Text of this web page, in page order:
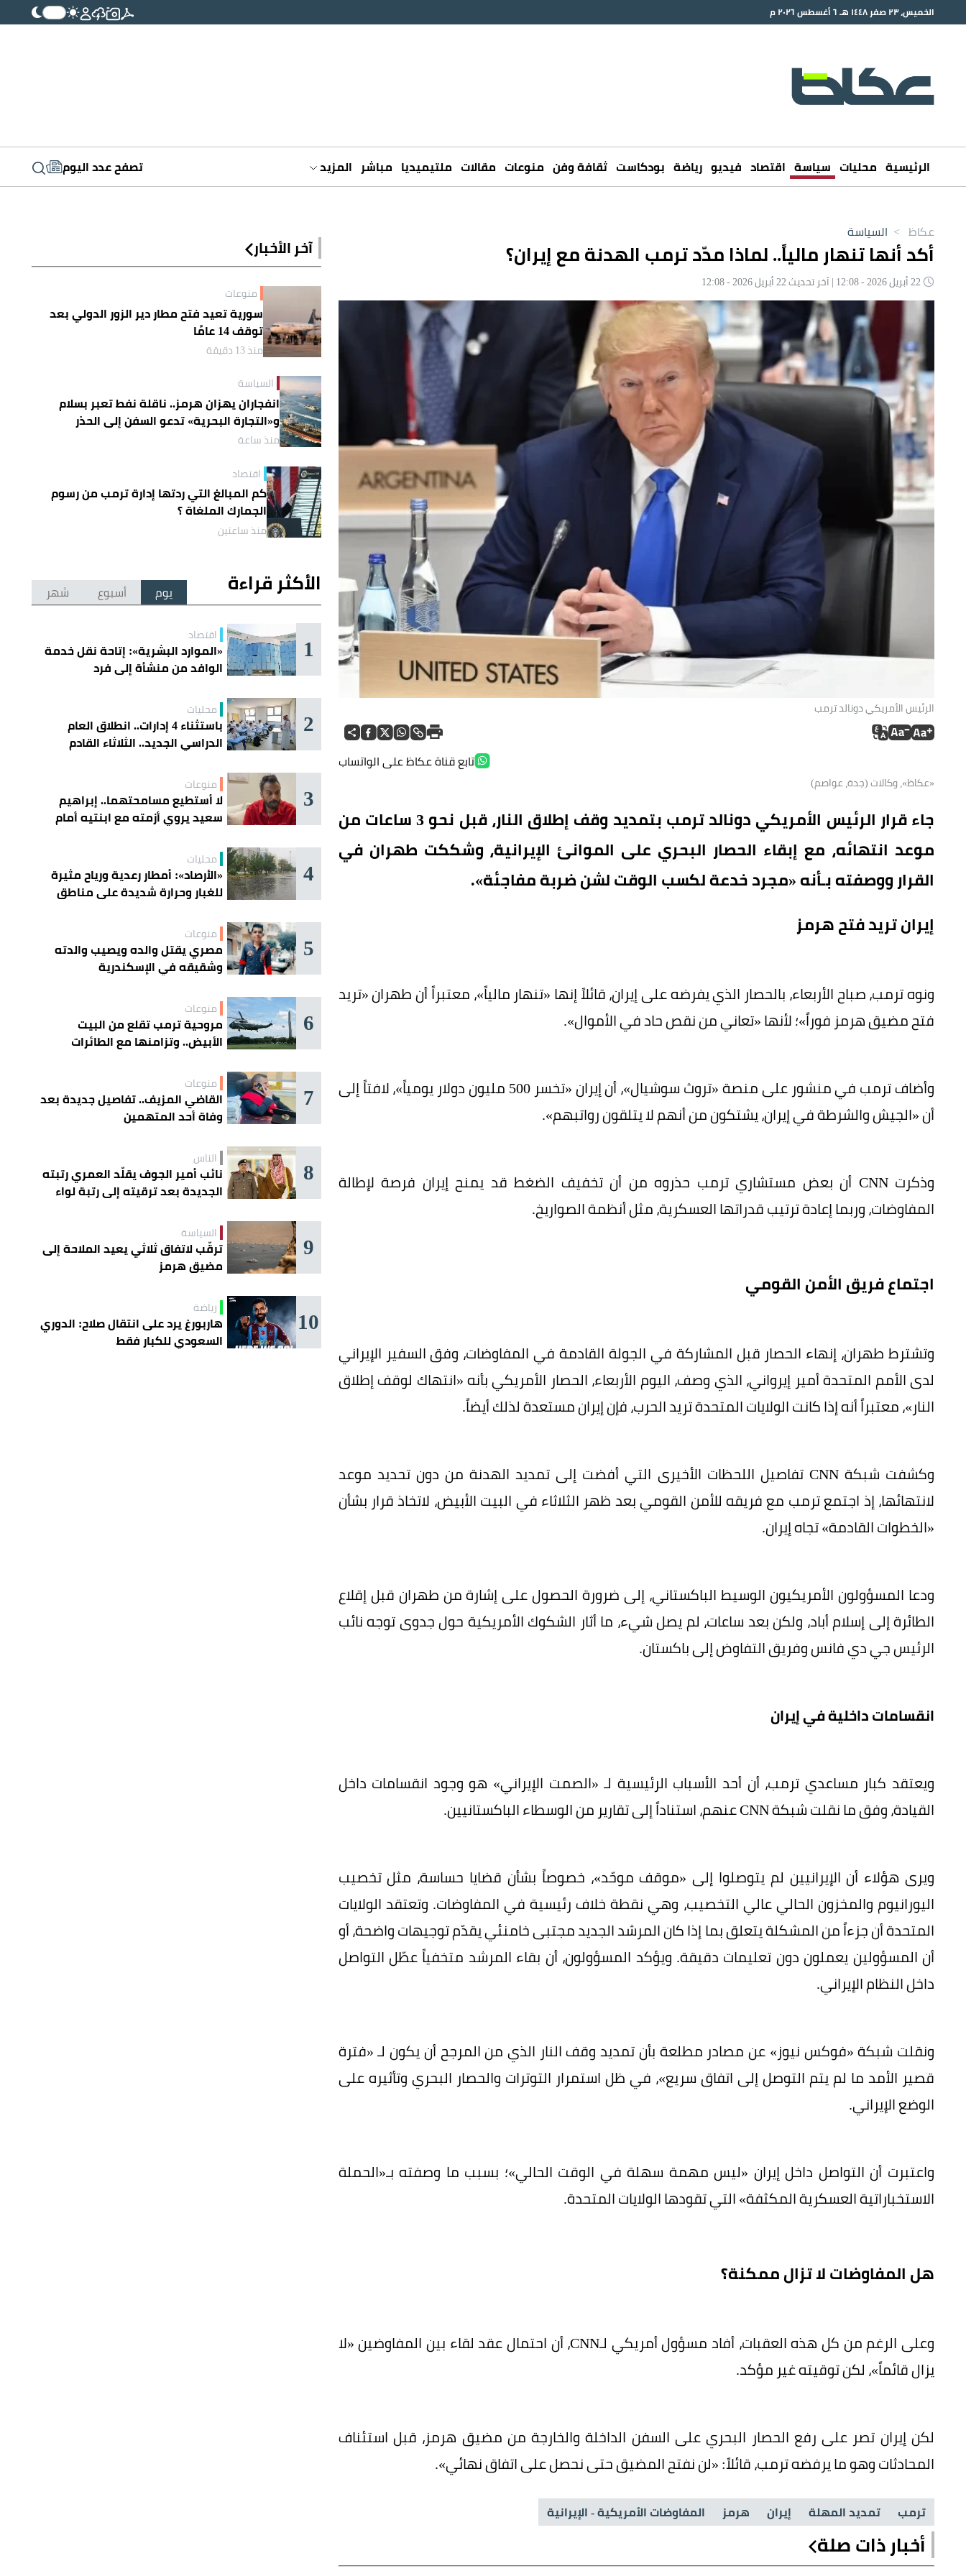
الخميس، ٢٣ صفر ١٤٤٨ هـ ٦ أغسطس ٢٠٢٦ م
الرئيسية محليات سياسة اقتصاد فيديو رياضة بودكاست ثقافة وفن منوعات مقالات ملتيميديا مباشر المزيد تصفح عدد اليوم
عكاظ > السياسة
أكد أنها تنهار مالياً.. لماذا مدّد ترمب الهدنة مع إيران؟
الرئيس الأمريكي دونالد ترمب
تابع قناة عكاظ على الواتساب
«عكاظ»، وكالات (جدة، عواصم)
جاء قرار الرئيس الأمريكي دونالد ترمب بتمديد وقف إطلاق النار، قبل نحو 3 ساعات من
موعد انتهائه، مع إبقاء الحصار البحري على الموانئ الإيرانية، وشككت طهران في
القرار ووصفته بـأنه «مجرد خدعة لكسب الوقت لشن ضربة مفاجئة».
إيران تريد فتح هرمز
ونوه ترمب، صباح الأربعاء، بالحصار الذي يفرضه على إيران، قائلاً إنها «تنهار مالياً»، معتبراً أن طهران «تريد
فتح مضيق هرمز فوراً»؛ لأنها «تعاني من نقص حاد في الأموال».
وأضاف ترمب في منشور على منصة «تروث سوشيال»، أن إيران «تخسر 500 مليون دولار يومياً»، لافتاً إلى
أن «الجيش والشرطة في إيران، يشتكون من أنهم لا يتلقون رواتبهم».
وذكرت CNN أن بعض مستشاري ترمب حذروه من أن تخفيف الضغط قد يمنح إيران فرصة لإطالة
المفاوضات، وربما إعادة ترتيب قدراتها العسكرية، مثل أنظمة الصواريخ.
اجتماع فريق الأمن القومي
وتشترط طهران، إنهاء الحصار قبل المشاركة في الجولة القادمة في المفاوضات، وفق السفير الإيراني
لدى الأمم المتحدة أمير إيرواني، الذي وصف، اليوم الأربعاء، الحصار الأمريكي بأنه «انتهاك لوقف إطلاق
النار»، معتبراً أنه إذا كانت الولايات المتحدة تريد الحرب، فإن إيران مستعدة لذلك أيضاً.
وكشفت شبكة CNN تفاصيل اللحظات الأخيرى التي أفضت إلى تمديد الهدنة من دون تحديد موعد
لانتهائها، إذ اجتمع ترمب مع فريقه للأمن القومي بعد ظهر الثلاثاء في البيت الأبيض، لاتخاذ قرار بشأن
«الخطوات القادمة» تجاه إيران.
ودعا المسؤولون الأمريكيون الوسيط الباكستاني، إلى ضرورة الحصول على إشارة من طهران قبل إقلاع
الطائرة إلى إسلام أباد، ولكن بعد ساعات، لم يصل شيء، ما أثار الشكوك الأمريكية حول جدوى توجه نائب
الرئيس جي دي فانس وفريق التفاوض إلى باكستان.
انقسامات داخلية في إيران
ويعتقد كبار مساعدي ترمب، أن أحد الأسباب الرئيسية لـ «الصمت الإيراني» هو وجود انقسامات داخل
القيادة، وفق ما نقلت شبكة CNN عنهم، استناداً إلى تقارير من الوسطاء الباكستانيين.
ويرى هؤلاء أن الإيرانيين لم يتوصلوا إلى «موقف موحّد»، خصوصاً بشأن قضايا حساسة، مثل تخصيب
اليورانيوم والمخزون الحالي عالي التخصيب، وهي نقطة خلاف رئيسية في المفاوضات. وتعتقد الولايات
المتحدة أن جزءاً من المشكلة يتعلق بما إذا كان المرشد الجديد مجتبى خامنئي يقدّم توجيهات واضحة، أو
أن المسؤولين يعملون دون تعليمات دقيقة. ويؤكد المسؤولون، أن بقاء المرشد متخفياً عطّل التواصل
داخل النظام الإيراني.
ونقلت شبكة «فوكس نيوز» عن مصادر مطلعة بأن تمديد وقف النار الذي من المرجح أن يكون لـ «فترة
قصير الأمد ما لم يتم التوصل إلى اتفاق سريع»، في ظل استمرار التوترات والحصار البحري وتأثيره على
الوضع الإيراني.
واعتبرت أن التواصل داخل إيران «ليس مهمة سهلة في الوقت الحالي»؛ بسبب ما وصفته بـ«الحملة
الاستخباراتية العسكرية المكثفة» التي تقودها الولايات المتحدة.
هل المفاوضات لا تزال ممكنة؟
وعلى الرغم من كل هذه العقبات، أفاد مسؤول أمريكي لـCNN، أن احتمال عقد لقاء بين المفاوضين «لا
يزال قائماً»، لكن توقيته غير مؤكد.
لكن إيران تصر على رفع الحصار البحري على السفن الداخلة والخارجة من مضيق هرمز، قبل استئناف
المحادثات وهو ما يرفضه ترمب، قائلاً: «لن نفتح المضيق حتى نحصل على اتفاق نهائي».
ترمب تمديد المهلة إيران هرمز المفاوضات الأمريكية - الإيرانية
أخبار ذات صلة
آخر الأخبار
منوعات
سورية تعيد فتح مطار دير الزور الدولي بعد
توقف 14 عامًا
منذ 13 دقيقة
السياسة
انفجاران يهزان هرمز.. ناقلة نفط تعبر بسلام
و«التجارة البحرية» تدعو السفن إلى الحذر
منذ ساعة
اقتصاد
كم المبالغ التي ردتها إدارة ترمب من رسوم
الجمارك الملغاة ؟
منذ ساعتين
الأكثر قراءة يوم أسبوع شهر
1 اقتصاد
«الموارد البشرية»: إتاحة نقل خدمة
الوافد من منشأة إلى فرد
2 محليات
باستثناء 4 إدارات.. انطلاق العام
الدراسي الجديد.. الثلاثاء القادم
3 منوعات
لا أستطيع مسامحتهما.. إبراهيم
سعيد يروي أزمته مع ابنتيه أمام
4 محليات
«الأرصاد»: أمطار رعدية ورياح مثيرة
للغبار وحرارة شديدة على مناطق
5 منوعات
مصري يقتل والده ويصيب والدته
وشقيقه في الإسكندرية
6 منوعات
مروحية ترمب تقلع من البيت
الأبيض.. وتزامنها مع الطائرات
7 منوعات
القاضي المزيف.. تفاصيل جديدة بعد
وفاة أحد المتهمين
8 الناس
نائب أمير الجوف يقلّد العمري رتبته
الجديدة بعد ترقيته إلى رتبة لواء
9 السياسة
ترقّب لاتفاق ثلاثي يعيد الملاحة إلى
مضيق هرمز
10 رياضة
هاربورغ يرد على انتقال صلاح: الدوري
السعودي للكبار فقط